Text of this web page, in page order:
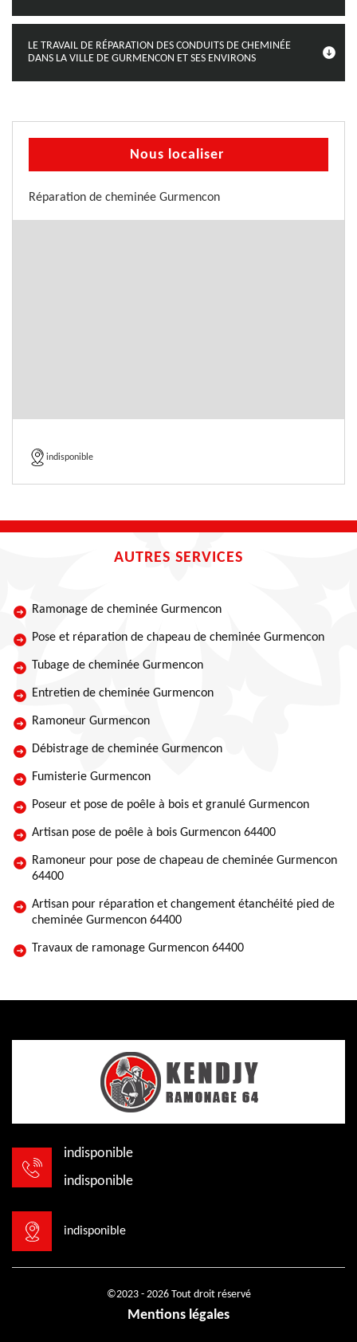
LE TRAVAIL DE RÉPARATION DES CONDUITS DE CHEMINÉE
DANS LA VILLE DE GURMENCON ET SES ENVIRONS
Nous localiser
Réparation de cheminée Gurmencon
indisponible
AUTRES SERVICES
Ramonage de cheminée Gurmencon
Pose et réparation de chapeau de cheminée Gurmencon
Tubage de cheminée Gurmencon
Entretien de cheminée Gurmencon
Ramoneur Gurmencon
Débistrage de cheminée Gurmencon
Fumisterie Gurmencon
Poseur et pose de poêle à bois et granulé Gurmencon
Artisan pose de poêle à bois Gurmencon 64400
Ramoneur pour pose de chapeau de cheminée Gurmencon
64400
Artisan pour réparation et changement étanchéité pied de
cheminée Gurmencon 64400
Travaux de ramonage Gurmencon 64400
indisponible
indisponible
indisponible
©2023 - 2026 Tout droit réservé
Mentions légales